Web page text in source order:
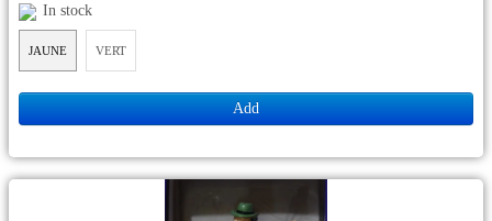
In stock
JAUNE VERT
Add